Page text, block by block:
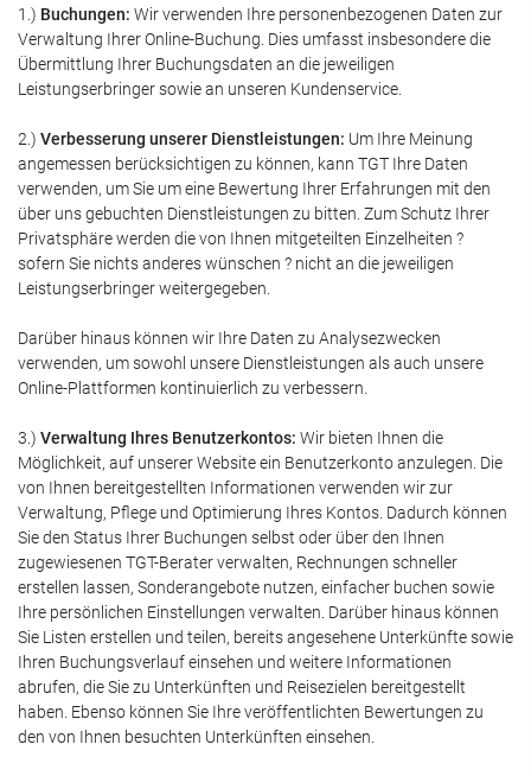
1.) Buchungen: Wir verwenden Ihre personenbezogenen Daten zur
Verwaltung Ihrer Online-Buchung. Dies umfasst insbesondere die
Übermittlung Ihrer Buchungsdaten an die jeweiligen
Leistungserbringer sowie an unseren Kundenservice.
2.) Verbesserung unserer Dienstleistungen: Um Ihre Meinung
angemessen berücksichtigen zu können, kann TGT Ihre Daten
verwenden, um Sie um eine Bewertung Ihrer Erfahrungen mit den
über uns gebuchten Dienstleistungen zu bitten. Zum Schutz Ihrer
Privatsphäre werden die von Ihnen mitgeteilten Einzelheiten ?
sofern Sie nichts anderes wünschen ? nicht an die jeweiligen
Leistungserbringer weitergegeben.
Darüber hinaus können wir Ihre Daten zu Analysezwecken
verwenden, um sowohl unsere Dienstleistungen als auch unsere
Online-Plattformen kontinuierlich zu verbessern.
3.) Verwaltung Ihres Benutzerkontos: Wir bieten Ihnen die
Möglichkeit, auf unserer Website ein Benutzerkonto anzulegen. Die
von Ihnen bereitgestellten Informationen verwenden wir zur
Verwaltung, Pflege und Optimierung Ihres Kontos. Dadurch können
Sie den Status Ihrer Buchungen selbst oder über den Ihnen
zugewiesenen TGT-Berater verwalten, Rechnungen schneller
erstellen lassen, Sonderangebote nutzen, einfacher buchen sowie
Ihre persönlichen Einstellungen verwalten. Darüber hinaus können
Sie Listen erstellen und teilen, bereits angesehene Unterkünfte sowie
Ihren Buchungsverlauf einsehen und weitere Informationen
abrufen, die Sie zu Unterkünften und Reisezielen bereitgestellt
haben. Ebenso können Sie Ihre veröffentlichten Bewertungen zu
den von Ihnen besuchten Unterkünften einsehen.